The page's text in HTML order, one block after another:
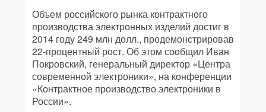
Объем российского рынка контрактного
производства электронных изделий достиг в
2014 году 249 млн долл., продемонстрировав
22-процентный рост. Об этом сообщил Иван
Покровский, генеральный директор «Центра
современной электроники», на конференции
«Контрактное производство электроники в
России».